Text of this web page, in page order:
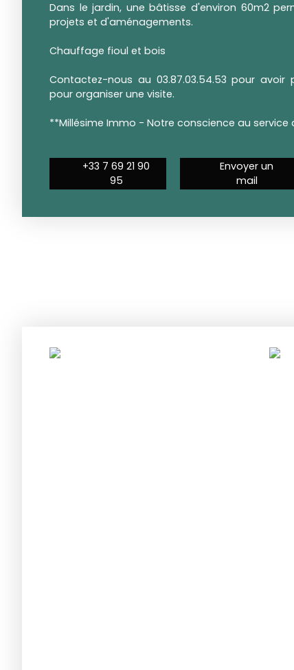
Dans le jardin, une bâtisse d'environ 60m2
projets et d'aménagements.
Chauffage fioul et bois
Contactez-nous au 03.87.03.54.53 pour avoir
pour organiser une visite.
**Millésime Immo - Notre conscience au service
+33 7 69 21 90
95
Envoyer un
mail